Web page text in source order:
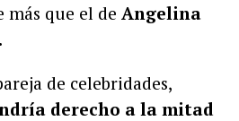
que el de Angelina
de celebridades,
derecho a la mitad